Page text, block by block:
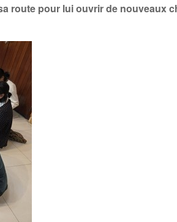
route pour lui ouvrir de